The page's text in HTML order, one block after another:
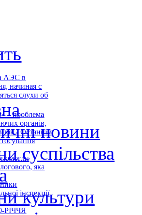
АЭС в
начиная с
слухи об
– проблема
органів,
- Останнім
яка
інспекції
РІЧЧЯ
новини
суспільства
культури